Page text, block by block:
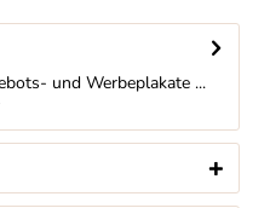
und Werbeplakate ...